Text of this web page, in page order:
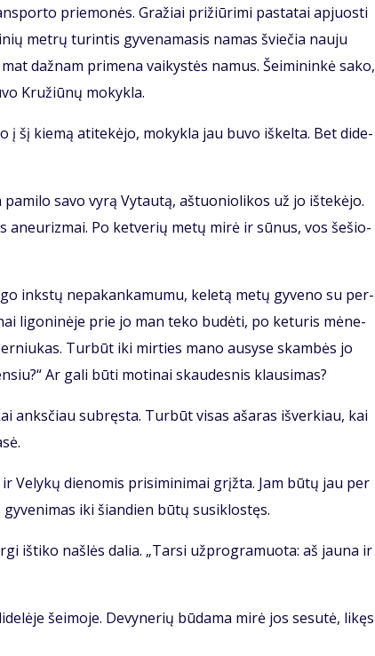
prie­mo­nės. Gra­žiai pri­žiū­ri­mi pa­sta­tai ap­juos­ti
met­rų tu­rin­tis gy­ve­na­ma­sis na­mas švie­čia nau­ju
daž­nam pri­me­na vai­kys­tės na­mus. Šei­mi­nin­kė sa­ko,
Kru­žiū­nų mo­kyk­la.
į šį kie­mą ati­te­kė­jo, mo­kyk­la jau bu­vo iš­kel­ta. Bet di­de­
sa­vo vy­rą Vy­tau­tą, aš­tuo­nio­li­kos už jo iš­te­kė­jo.
Po ket­ve­rių me­tų mi­rė ir sū­nus, vos še­šio­
inks­tų ne­pa­kan­ka­mu­mu, ke­le­tą me­tų gy­ve­no su per­
li­go­ni­nė­je prie jo man te­ko bu­dė­ti, po ke­tu­ris mė­ne­
Tur­būt iki mir­ties ma­no au­sy­se skam­bės jo
Ar ga­li bū­ti mo­ti­nai skau­des­nis klau­si­mas?
anks­čiau su­bręs­ta. Tur­būt vi­sas aša­ras iš­ver­kiau, kai
Ve­ly­kų die­no­mis pri­si­mi­ni­mai grįž­ta. Jam bū­tų jau per
iki šian­dien bū­tų su­si­klos­tęs.
iš­ti­ko naš­lės da­lia. „Tar­si už­prog­ra­muo­ta: aš jau­na ir
šei­mo­je. De­vy­ne­rių bū­da­ma mi­rė jos se­su­tė, li­kęs